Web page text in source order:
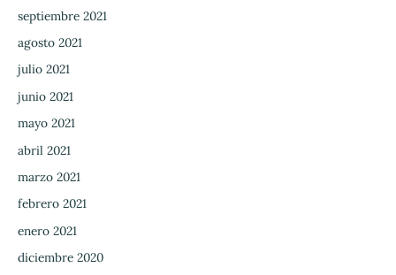
septiembre 2021
agosto 2021
julio 2021
junio 2021
mayo 2021
abril 2021
marzo 2021
febrero 2021
enero 2021
diciembre 2020